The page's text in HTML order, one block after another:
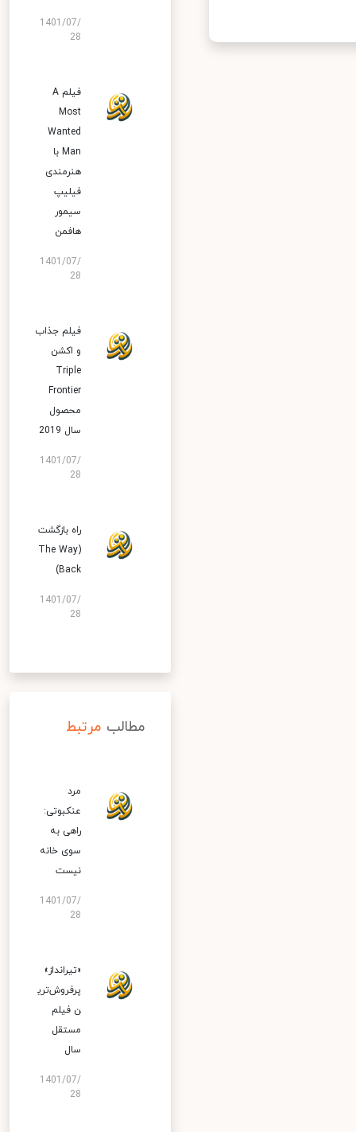
1401/07/
28
فیلم A
Most
Wanted
Man با
هنرمندی
فیلیپ
سیمور
هافمن
1401/07/
28
فیلم جذاب
و اکشن
Triple
Frontier
محصول
سال 2019
1401/07/
28
راه بازگشت
(The Way
Back)
1401/07/
28
مطالب مرتبط
مرد
عنکبوتی:
راهی به
سوی خانه
نیست
1401/07/
28
«تیرانداز»
پرفروش‌تری
ن فیلم
مستقل
سال
1401/07/
28